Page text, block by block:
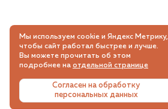
Мы используем cookie и Яндекс Метрику,
чтобы сайт работал быстрее и лучше.
Вы можете прочитать об этом
подробнее на отдельной странице
Согласен на обработку
персональных данных